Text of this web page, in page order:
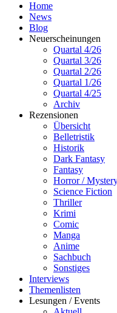
Home
News
Blog
Neuerscheinungen
Quartal 4/26
Quartal 3/26
Quartal 2/26
Quartal 1/26
Quartal 4/25
Archiv
Rezensionen
Übersicht
Belletristik
Historik
Dark Fantasy
Fantasy
Horror /
Science Fiction
Thriller
Krimi
Comic
Manga
Anime
Sachbuch
Sonstiges
Interviews
Themenlisten
Lesungen / Events